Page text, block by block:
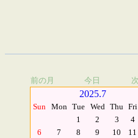
前の月 今日
2025.7
Sun Mon Tue Wed Thu Fri
1
2 3 4
6
7 8 9 10 11